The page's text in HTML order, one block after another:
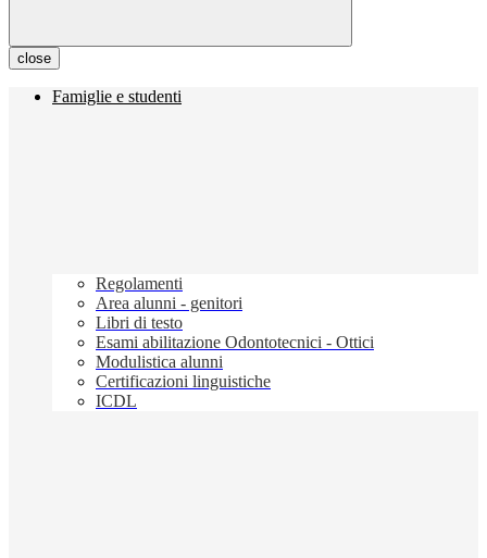
close
Famiglie e studenti
Regolamenti
Area alunni - genitori
Libri di testo
Esami abilitazione Odontotecnici - Ottici
Modulistica alunni
Certificazioni linguistiche
ICDL